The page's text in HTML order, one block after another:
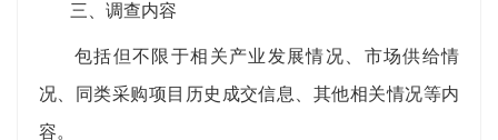
三、 调查内容
包括但不限于相关产业发展情况、市场供给情
况、同类采购项目历史成交信息、其他相关情况等内
容。